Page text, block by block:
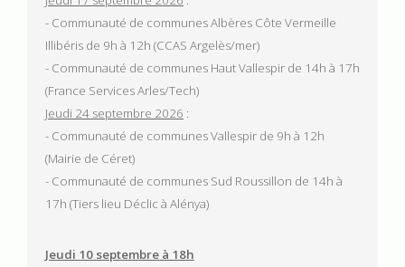
- Communauté de communes Albères Côte Vermeille
Illibéris de 9h à 12h (CCAS Argelès/mer)
- Communauté de communes Haut Vallespir de 14h à 17h
(France Services Arles/Tech)
Jeudi 24 septembre 2026 :
- Communauté de communes Vallespir de 9h à 12h
(Mairie de Céret)
- Communauté de communes Sud Roussillon de 14h à
17h (Tiers lieu Déclic à Alénya)
Jeudi 10 septembre à 18h